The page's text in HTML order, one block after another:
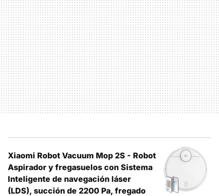
Xiaomi Robot Vacuum Mop 2S - Robot
Aspirador y fregasuelos con Sistema
Inteligente de navegación láser
(LDS), succión de 2200 Pa, fregado